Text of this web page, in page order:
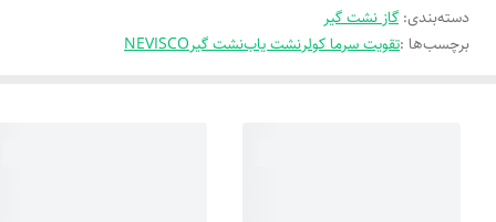
دسته‌بندی: گاز نشت گیر
برچسب‌ها :تقویت سرما کولرنشت یابنشت گیرNEVISCO